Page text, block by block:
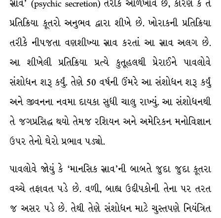
સ્રાવ’ (psychic secretion) તરીકે ઓળખાવે છે, કારણ કે તે
પ્રતિક્રિયા કૂતરો અનુભવ દ્વારા શીખે છે. ખોરાકની પ્રતિક્રિયા
તરીકે નીપજતા વણશીખ્યા સ્રાવ કરતાં આ સ્રાવ અલગ છે.
આ શીખેલી પ્રતિક્રિયા પ્રત્યે કુતૂહલથી પ્રેરાઈને પાવલોવે
સંશોધન શરૂ કર્યું. તેણે 50 વર્ષની ઉંમરે આ સંશોધન શરૂ કર્યું
અને જીવનના નવમા દાયકા સુધી ચાલુ રાખ્યું. આ સંશોધનથી
તે જગપ્રસિદ્ધ થયો તેમજ રશિયન અને અમેરિકન મનોવિજ્ઞાન
ઉપર તેનો ઘેરો પ્રભાવ પડ્યો.
પાવલોવે જોયું કે ‘માનસિક સ્રાવ’ની બાબતે જુદા જુદા કૂતરા
વચ્ચે તફાવત પડે છે. વળી, બાહ્ય ઉદ્દીપકોની તેના પર તરત
જ અસર પડે છે. તેથી તેણે સંશોધન માટે ચુસ્તપણે નિયંત્રિત